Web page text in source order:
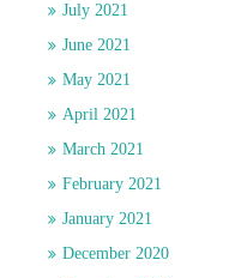
July 2021
June 2021
May 2021
April 2021
March 2021
February 2021
January 2021
December 2020